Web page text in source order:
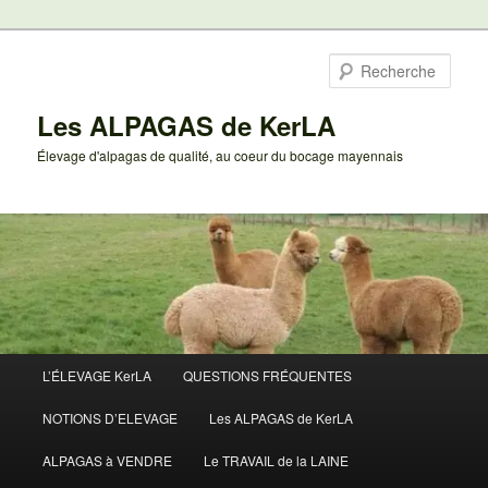
Les ALPAGAS de KerLA
Élevage d'alpagas de qualité, au coeur du bocage mayennais
principal
L’ÉLEVAGE KerLA QUESTIONS FRÉQUENTES
NOTIONS D’ELEVAGE Les ALPAGAS de KerLA
ALPAGAS à VENDRE Le TRAVAIL de la LAINE